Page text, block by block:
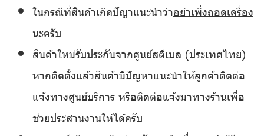
ในกรณีที่สินค้าเกิดปัญาแนะนำว่าอย่าเพิ่งถอดเครื่อง
นะครับ
สินค้าใหม่รับประกันจากศูนย์สตีเบล (ประเทศไทย)
หากติดตั้งแล้วสินค้ามีปัญหาแนะนำให้ลูกค้าติดต่อ
แจ้งทางศูนย์บริการ หรือติดต่อแจ้งมาทางร้านเพื่อ
ช่วยประสานงานให้ได้ครับ